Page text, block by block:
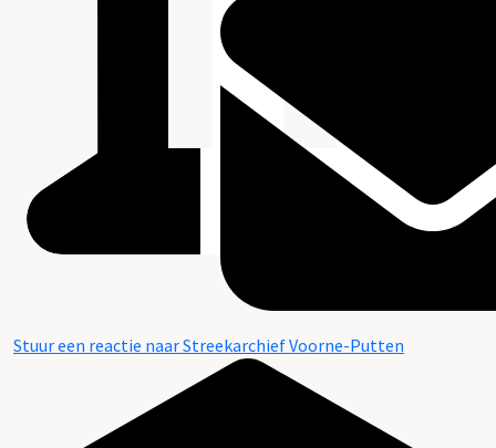
Stuur een reactie naar Streekarchief Voorne-Putten